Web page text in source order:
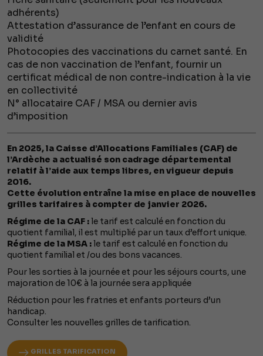
adhérents)
Attestation d’assurance de l’enfant en cours de
validité
Photocopies des vaccinations du carnet santé. En
cas de non vaccination de l’enfant, fournir un
certificat médical de non contre-indication à la vie
en collectivité
N° allocataire CAF / MSA ou dernier avis
d’imposition
En 2025, la Caisse d’Allocations Familiales (CAF) de
l’Ardèche a actualisé son cadrage départemental
relatif à l’aide aux temps libres, en vigueur depuis
2016.
Cette évolution entraîne la mise en place de nouvelles
grilles tarifaires à compter de janvier 2026.
Régime de la CAF :le tarif est calculé en fonction du
quotient familial, il est multiplié par un taux d’effort unique.
Régime de la MSA :le tarif est calculé en fonction du
quotient familial et /ou des bons vacances.
Pour les sorties à la journée et pour les séjours courts, une
majoration de 10€ à la journée sera appliquée
Réduction pour les fratries et enfants porteurs d’un
handicap.
Consulter les nouvelles grilles de tarification.
GRILLES TARIFICATION